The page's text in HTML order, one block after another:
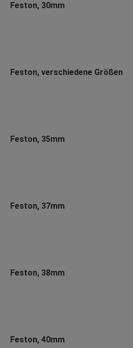
Feston, 30mm
Feston, verschiedene Größen
Feston, 35mm
Feston, 37mm
Feston, 38mm
Feston, 40mm